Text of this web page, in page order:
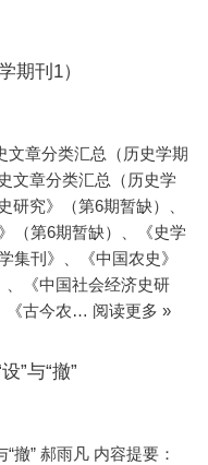
期刊1）
文章分类汇总（历史学期
文章分类汇总（历史学
研究》（第6期暂缺）、
（第6期暂缺）、《史学
集刊》、《中国农史》
、《中国社会经济史研
《古今农… 阅读更多 »
”与“撤”
撤” 郝雨凡 内容提要：